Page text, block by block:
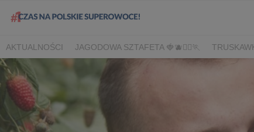
AKTUALNOŚCI JAGODOWA SZTAFETA 🍓🫐🏃‍♀️🏃
DLA HANDLU
DLA PLANTATORÓW
BORÓWKA
OWOCOWE LATO W KONESERZE
JAGODOWE
WYBORY 2022
WYBORY 2021 LATO Z